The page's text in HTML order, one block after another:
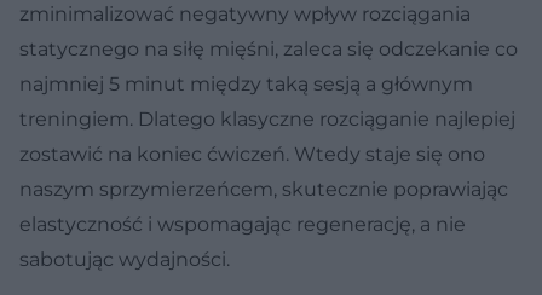
zminimalizować negatywny wpływ rozciągania
statycznego na siłę mięśni, zaleca się odczekanie co
najmniej 5 minut między taką sesją a głównym
treningiem. Dlatego klasyczne rozciąganie najlepiej
zostawić na koniec ćwiczeń. Wtedy staje się ono
naszym sprzymierzeńcem, skutecznie poprawiając
elastyczność i wspomagając regenerację, a nie
sabotując wydajności.